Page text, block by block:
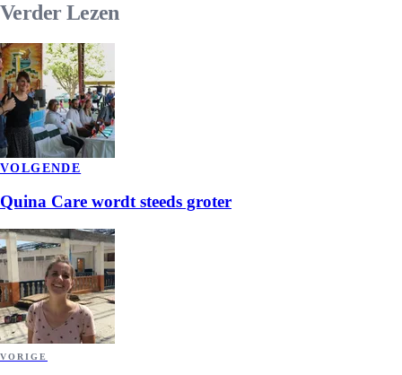
Verder Lezen
VOLGENDE
Quina Care wordt steeds groter
VORIGE